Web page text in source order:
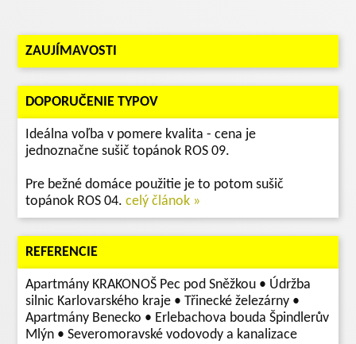
ZAUJÍMAVOSTI
DOPORUČENIE TYPOV
Ideálna voľba v pomere kvalita - cena je
jednoznačne sušič topánok ROS 09.
Pre bežné domáce použitie je to potom sušič
topánok ROS 04. celý článok »
REFERENCIE
Apartmány KRAKONOŠ Pec pod Sněžkou • Údržba
silnic Karlovarského kraje • Třinecké železárny •
Apartmány Benecko • Erlebachova bouda Špindlerův
Mlýn • Severomoravské vodovody a kanalizace